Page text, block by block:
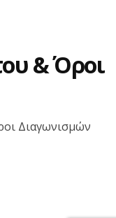
& Όροι
Διαγωνισμών